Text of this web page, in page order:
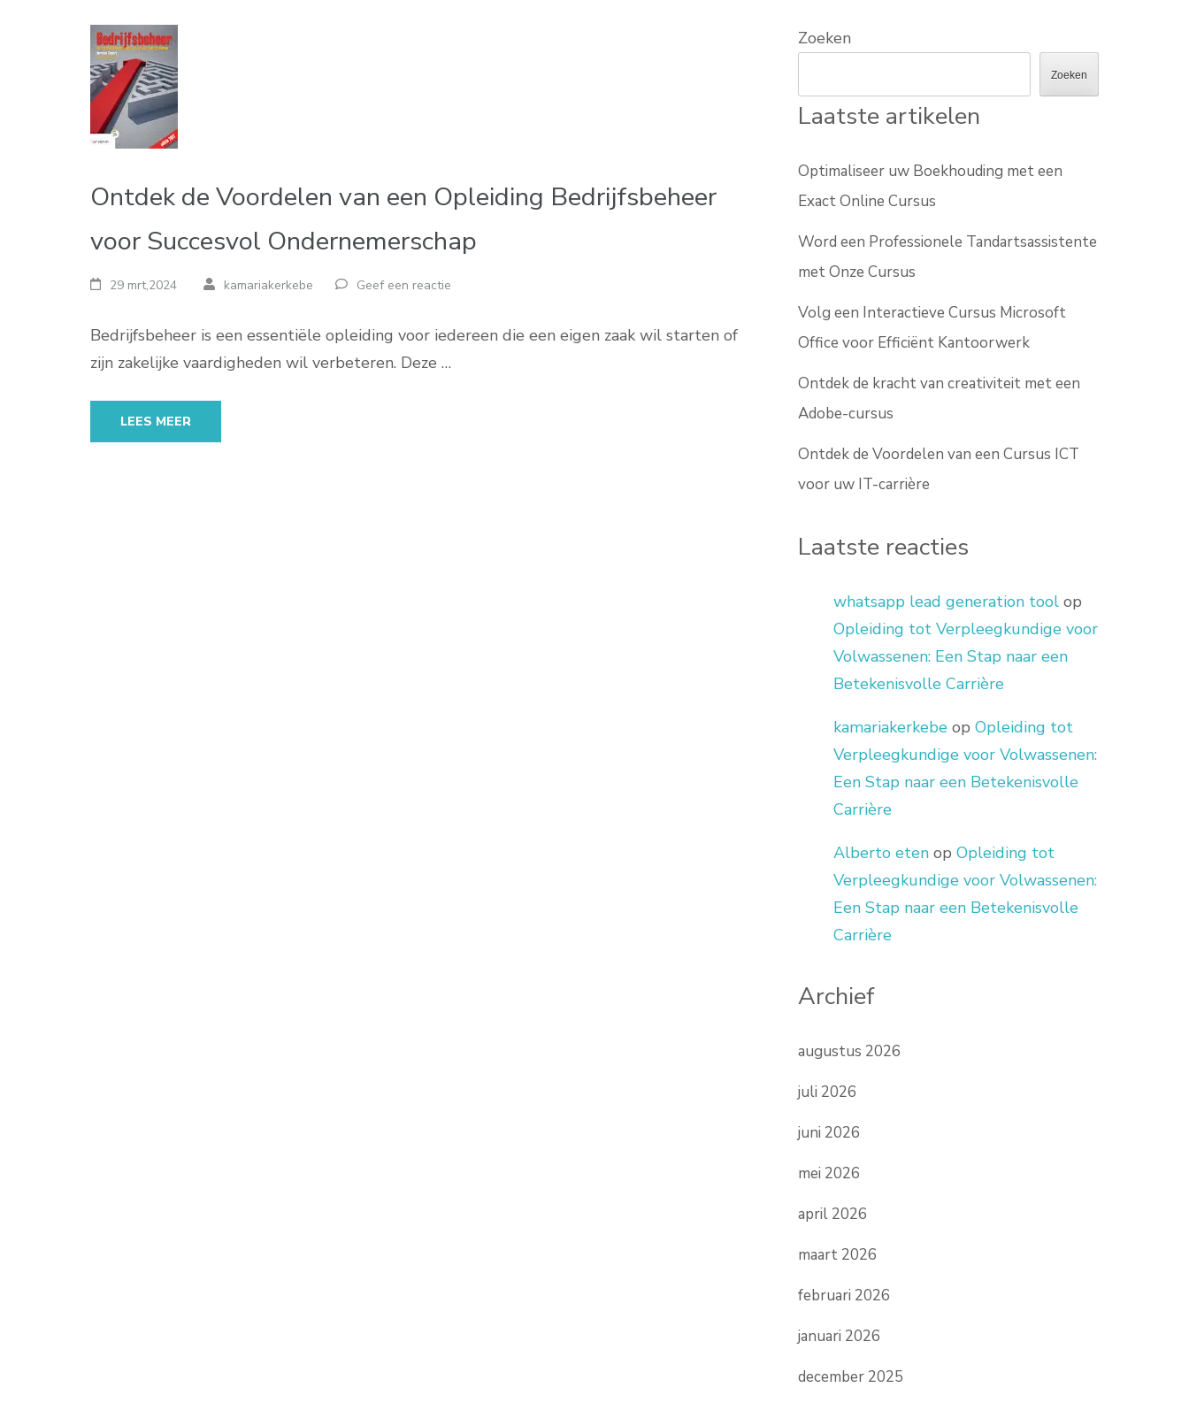
Ontdek de Voordelen van een Opleiding Bedrijfsbeheer
voor Succesvol Ondernemerschap
29 mrt,2024 kamariakerkebe Geef een reactie
Bedrijfsbeheer is een essentiële opleiding voor iedereen die een eigen zaak wil starten of
zijn zakelijke vaardigheden wil verbeteren. Deze …
LEES MEER
Zoeken
Zoeken
Laatste artikelen
Optimaliseer uw Boekhouding met een
Exact Online Cursus
Word een Professionele Tandartsassistente
met Onze Cursus
Volg een Interactieve Cursus Microsoft
Office voor Efficiënt Kantoorwerk
Ontdek de kracht van creativiteit met een
Adobe-cursus
Ontdek de Voordelen van een Cursus ICT
voor uw IT-carrière
Laatste reacties
whatsapp lead generation tool op
Opleiding tot Verpleegkundige voor
Volwassenen: Een Stap naar een
Betekenisvolle Carrière
kamariakerkebe opOpleiding tot
Verpleegkundige voor Volwassenen:
Een Stap naar een Betekenisvolle
Carrière
Alberto eten opOpleiding tot
Verpleegkundige voor Volwassenen:
Een Stap naar een Betekenisvolle
Carrière
Archief
augustus 2026
juli 2026
juni 2026
mei 2026
april 2026
maart 2026
februari 2026
januari 2026
december 2025